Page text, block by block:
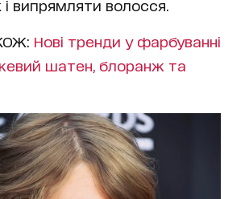
випрямляти волосся.
Нові тренди у фарбуванні
шатен, блоранж та